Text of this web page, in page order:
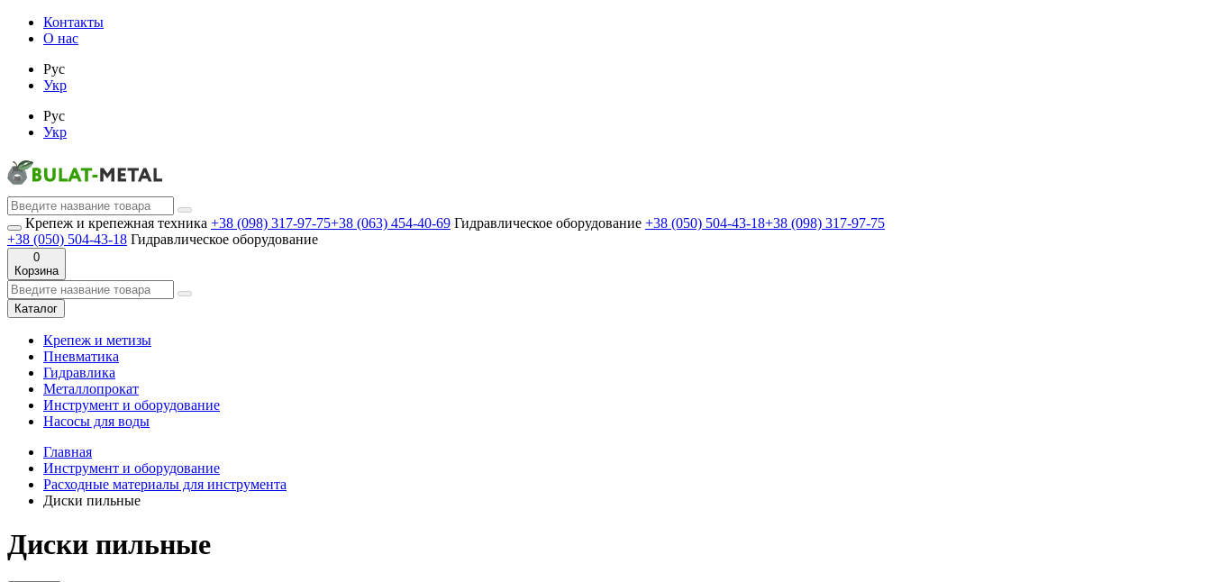
Контакты
О нас
Рус
Укр
Рус
Укр
Крепеж и крепежная техника +38 (098) 317-97-75+38 (063) 454-40-69 Гидравлическое оборудование +38 (050) 504-43-18+38 (098) 317-97-75
+38 (050) 504-43-18 Гидравлическое оборудование
0
Корзина
Каталог
Крепеж и метизы
Пневматика
Гидравлика
Металлопрокат
Инструмент и оборудование
Насосы для воды
Главная
Инструмент и оборудование
Расходные материалы для инструмента
Диски пильные
Диски пильные